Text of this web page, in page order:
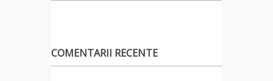
COMENTARII RECENTE